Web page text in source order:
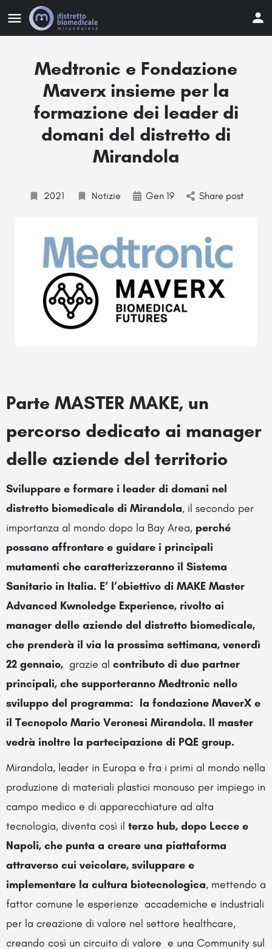
Medtronic e Fondazione
Maverx insieme per la
formazione dei leader di
domani del distretto di
Mirandola
2021 Notizie Gen 19 Share post
Parte MASTER MAKE, un
percorso dedicato ai manager
delle aziende del territorio
Sviluppare e formare i leader di domani nel
distretto biomedicale di Mirandola, il secondo per
importanza al mondo dopo la Bay Area, perché
possano affrontare e guidare i principali
mutamenti che caratterizzeranno il Sistema
Sanitario in Italia. E’ l’obiettivo di MAKE Master
Advanced Kwnoledge Experience, rivolto ai
manager delle aziende del distretto biomedicale,
che prenderà il via la prossima settimana, venerdì
22 gennaio, grazie al contributo di due partner
principali, che supporteranno Medtronic nello
sviluppo del programma: la fondazione MaverX e
il Tecnopolo Mario Veronesi Mirandola. Il master
vedrà inoltre la partecipazione di PQE group.
Mirandola, leader in Europa e fra i primi al mondo nella
produzione di materiali plastici monouso per impiego in
campo medico e di apparecchiature ad alta
tecnologia, diventa così il terzo hub, dopo Lecce e
Napoli, che punta a creare una piattaforma
attraverso cui veicolare, sviluppare e
implementare la cultura biotecnologica, mettendo a
fattor comune le esperienze accademiche e industriali
per la creazione di valore nel settore healthcare,
creando così un circuito di valore e una Community sul